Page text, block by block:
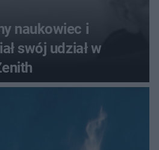
naukowiec i
swój udział w